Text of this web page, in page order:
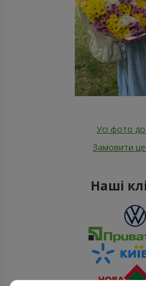
Усі фото
Замовити
Наші